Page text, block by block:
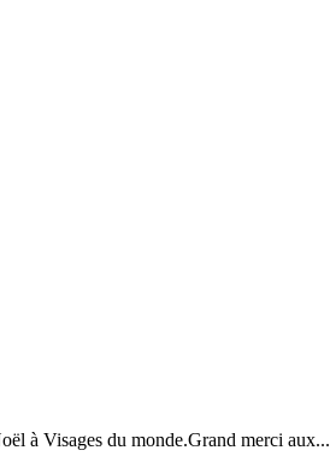
à Visages du monde.Grand merci aux...